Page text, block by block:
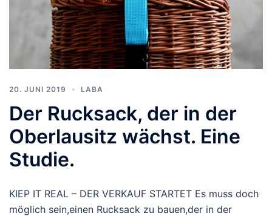
20. JUNI 2019 LABA
Der Rucksack, der in der
Oberlausitz wächst. Eine
Studie.
KIEP IT REAL – DER VERKAUF STARTET Es muss doch
möglich sein,einen Rucksack zu bauen,der in der